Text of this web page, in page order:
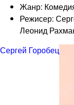
Жанр:
Режисер:
Леонид
Сергей Горобец